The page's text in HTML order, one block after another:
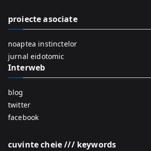
proiecte asociate
noaptea instinctelor
jurnal eidotomic
Interweb
blog
twitter
facebook
cuvinte cheie /// keywords